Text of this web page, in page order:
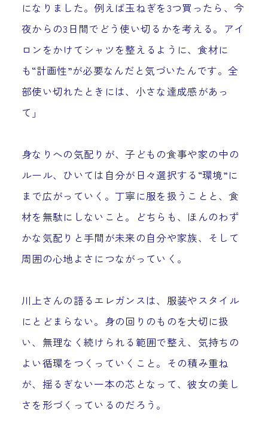
になりました。例えば玉ねぎを3つ買ったら、今
夜からの3日間でどう使い切るかを考える。アイ
ロンをかけてシャツを整えるように、食材に
も“計画性”が必要なんだと気づいたんです。全
部使い切れたときには、小さな達成感があっ
て」
身なりへの気配りが、子どもの食事や家の中の
ルール、ひいては自分が日々選択する“環境”に
まで広がっていく。丁寧に服を扱うことと、食
材を無駄にしないこと。どちらも、ほんのわず
かな気配りと手間が未来の自分や家族、そして
周囲の心地よさにつながっていく。
川上さんの語るエレガンスは、服装やスタイル
にとどまらない。身の回りのものを大切に扱
い、無理なく続けられる範囲で整え、気持ちの
よい循環をつくっていくこと。その積み重ね
が、揺るぎない一本の芯となって、彼女の美し
さを形づくっているのだろう。